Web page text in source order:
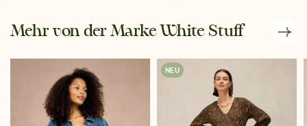
Mehr von der Marke White Stuff
NEU